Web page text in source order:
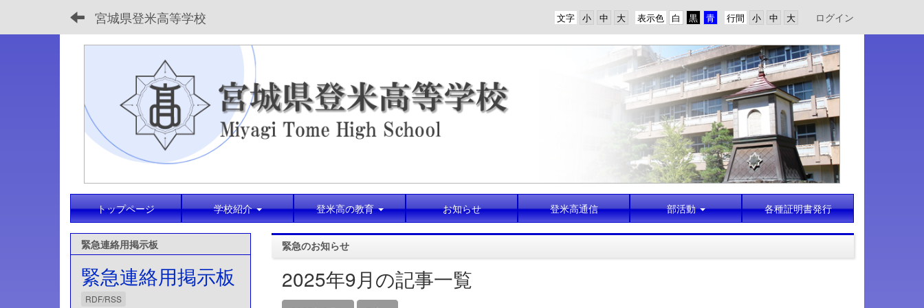
宮城県登米高等学校 行間
表示色
文字 ログイン
トップページ 学校紹介 登米高の教育 お知らせ 登米高通信 部活動 各種証明書発行
緊急のお知らせ
2025年9月の記事一覧
緊急連絡用掲示板
緊急連絡用掲示板
RDF/RSS